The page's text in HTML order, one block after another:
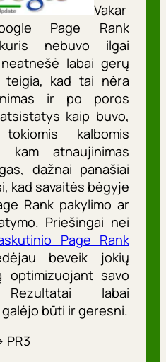
Vakar
Page Rank
nebuvo ilgai
labai gerų
teigia, kad tai nėra
ir po poros
kaip buvo,
kalbomis
kam atnaujinimas
dažnai panašiai
kad savaitės bėgyje
Rank pakylimo ar
Priešingai nei
Page Rank
beveik jokių
optimizuojant savo
Rezultatai labai
būti ir geresni.
PR3